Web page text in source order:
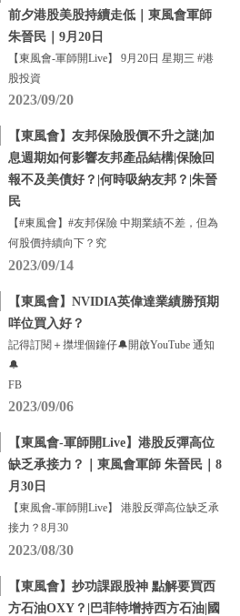
前夕港股美股持續走低｜東風會軍師
朱晉民｜9月20日
【東風會-軍師開Live】 9月20日 星期三 #港
股投資
2023/09/20
【東風會】友邦保險股價不升之謎|加
息週期如何影響友邦產品結構|保險回
報不及美債好？|何時吸納友邦？|朱晉
民
【#東風會】#友邦保險 中期業績不差，但為
何股價持續向下？究
2023/09/14
【東風會】NVIDIA英偉達業績勝預期
咩位買入好？
記得訂閱＋㩒埋個鐘仔🔔開啟YouTube 通知
🔔
FB
2023/09/06
【東風會-軍師開Live】港股反彈高位
缺乏承接力？｜東風會軍師 朱晉民｜8
月30日
【東風會-軍師開Live】 港股反彈高位缺乏承
接力？8月30
2023/08/30
【東風會】抄功課跟股神 點解要買西
方石油OXY？|巴菲特增持西方石油|國